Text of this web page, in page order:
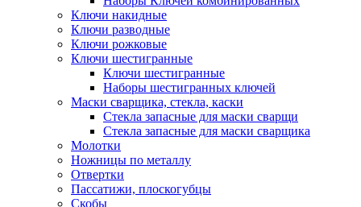
Ключи накидные
Ключи разводные
Ключи рожковые
Ключи шестигранные
Ключи шестигранные
Наборы шестигранных ключей
Маски сварщика, стекла, каски
Стекла запасные для маски сварщи
Стекла запасные для маски сварщика
Молотки
Ножницы по металлу
Отвертки
Пассатижи, плоскогубцы
Скобы